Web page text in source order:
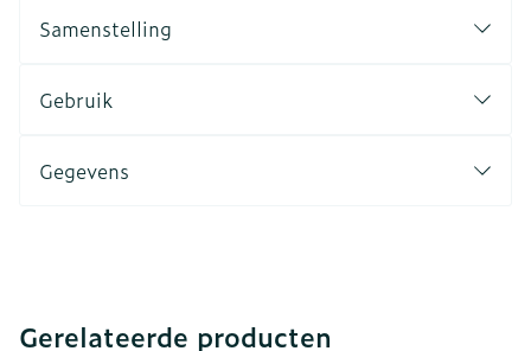
Samenstelling
Gebruik
Gegevens
Gerelateerde producten